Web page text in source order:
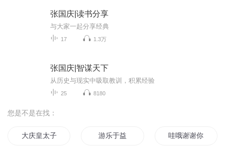
张国庆|读书分享
与大家一起分享经典
17 1.3万
张国庆|智谋天下
从历史与现实中吸取教训，积累经验
25 8180
您是不是在找：
大庆皇太子 游乐于益 哇哦谢谢你